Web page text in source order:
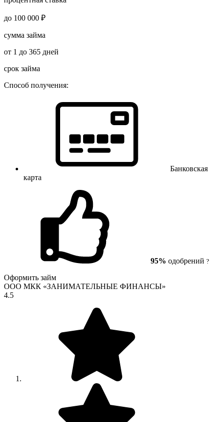
до 100 000 ₽
сумма займа
от 1 до 365 дней
срок займа
Способ получения:
Банковская
карта
95% одобрений ?
Оформить займ
ООО МКК «ЗАНИМАТЕЛЬНЫЕ ФИНАНСЫ»
4.5